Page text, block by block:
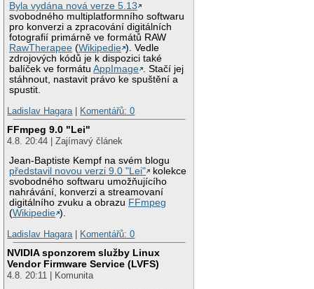
Byla vydána nová verze 5.13
svobodného multiplatformního softwaru
pro konverzi a zpracování digitálních
fotografií primárně ve formátů RAW
RawTherapee (Wikipedie ). Vedle
zdrojových kódů je k dispozici také
balíček ve formátuAppImage . Stačí jej
stáhnout, nastavit právo ke spuštění a
spustit.
Ladislav Hagara| Komentářů: 0
FFmpeg 9.0 "Lei"
4.8. 20:44 | Zajímavý článek
Jean-Baptiste Kempf na svém blogu
představil novou verzi 9.0 "Lei"
kolekce
svobodného softwaru umožňujícího
nahrávání, konverzi a streamovaní
digitálního zvuku a obrazu FFmpeg
(Wikipedie ).
Ladislav Hagara| Komentářů: 0
NVIDIA sponzorem služby Linux
Vendor Firmware Service (LVFS)
4.8. 20:11 | Komunita